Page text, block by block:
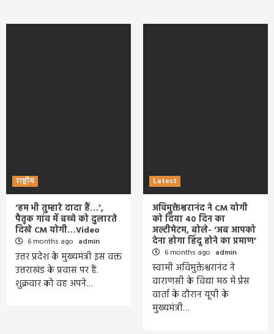
राष्ट्रीय
‘हम भी तुम्हारे दादा हैं…’,
पैतृक गांव में बच्चे को दुलारते
दिखे CM योगी…Video
6 months ago admin
उत्तर प्रदेश के मुख्यमंत्री इस वक्त
उत्तराखंड के प्रवास पर हैं.
शुक्रवार को वह अपने…
Latest
अविमुक्तेश्वरानंद ने CM योगी
को दिया 40 दिन का
अल्टीमेटम, बोले- ‘अब आपको
देना होगा हिंदू होने का प्रमाण’
6 months ago admin
स्वामी अविमुक्तेश्वरानंद ने
वाराणसी के विद्या मठ में प्रेस
वार्ता के दौरान यूपी के
मुख्यमंत्री…